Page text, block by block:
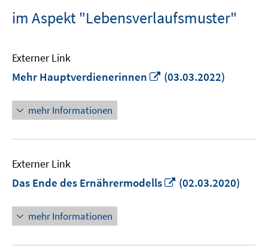
im Aspekt "Lebensverlaufsmuster"
Externer Link
Mehr Hauptverdienerinnen
In
(03.03.2022)
mehr Informationen
Externer Link
Das Ende des Ernährermodells
In
(02.03.2020)
mehr Informationen